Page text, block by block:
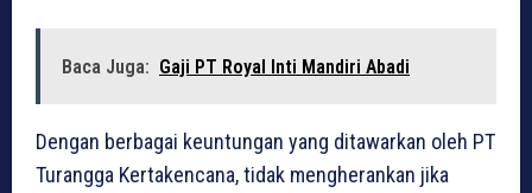
Baca Juga: Gaji PT Royal Inti Mandiri Abadi
Dengan berbagai keuntungan yang ditawarkan oleh PT
Turangga Kertakencana, tidak mengherankan jika